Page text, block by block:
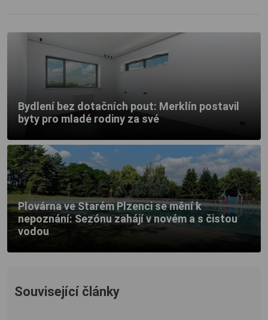
Bydlení bez dotačních pout: Merklín postavil
byty pro mladé rodiny za své
Plovárna ve Starém Plzenci se mění k
nepoznání: Sezónu zahájí v novém a s čistou
vodou
Související články